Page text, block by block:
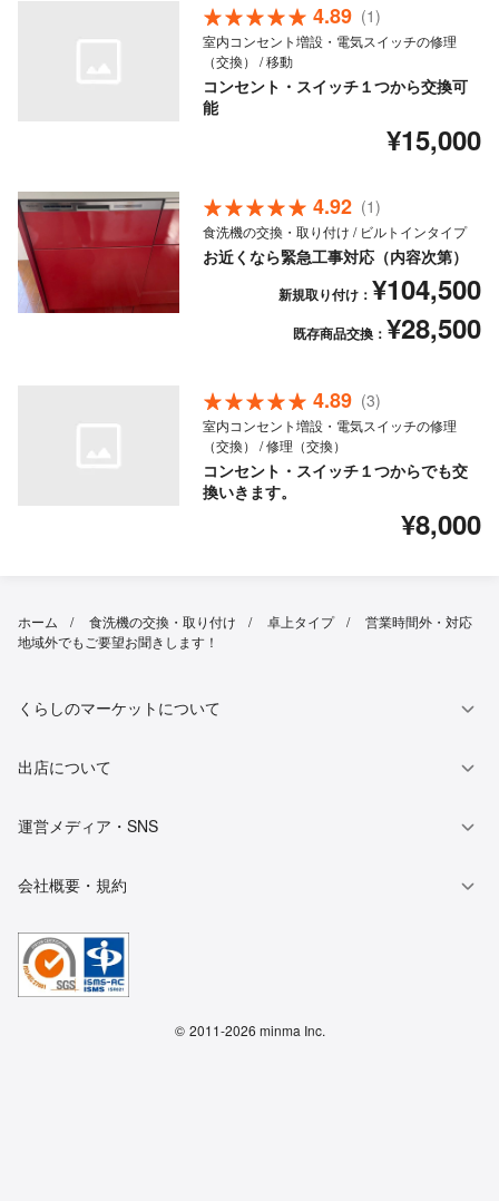
4.89 (1)
室内コンセント増設・電気スイッチの修理
（交換） / 移動
コンセント・スイッチ１つから交換可
能
¥15,000
4.92 (1)
食洗機の交換・取り付け / ビルトインタイプ
お近くなら緊急工事対応（内容次第）
新規取り付け： ¥104,500
既存商品交換： ¥28,500
4.89 (3)
室内コンセント増設・電気スイッチの修理
（交換） / 修理（交換）
コンセント・スイッチ１つからでも交
換いきます。
¥8,000
ホーム 食洗機の交換・取り付け 卓上タイプ
営業時間外・対応
地域外でもご要望お聞きします！
くらしのマーケットについて
出店について
運営メディア・SNS
会社概要・規約
© 2011-2026 minma Inc.